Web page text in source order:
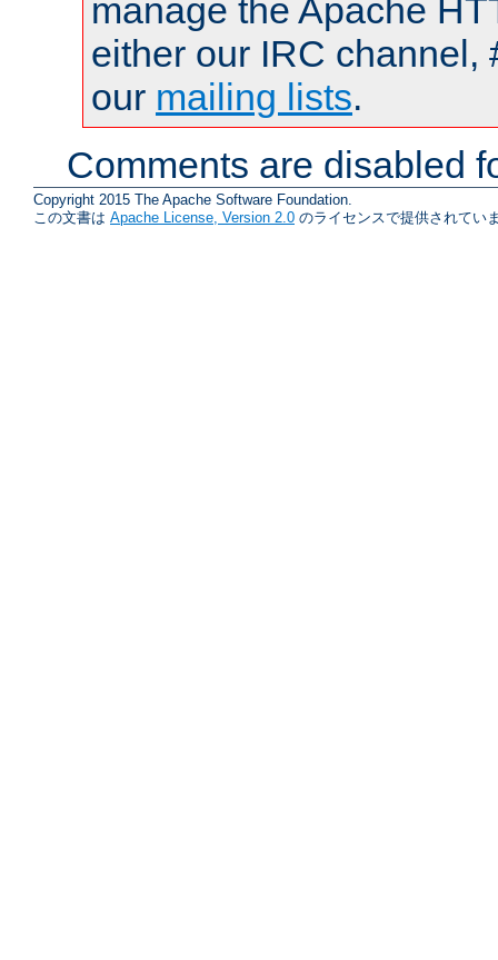
manage the Apache
either our IRC channel,
our mailing lists.
Comments are disabled
Copyright 2015 The Apache Software Foundation.
この文書は Apache License, Version 2.0 のライセンスで提供されてい